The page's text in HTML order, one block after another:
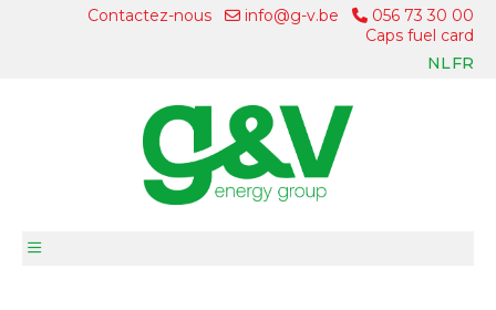
Contactez-nous info@g-v.be
056 73 30 00
Caps fuel card
NLFR